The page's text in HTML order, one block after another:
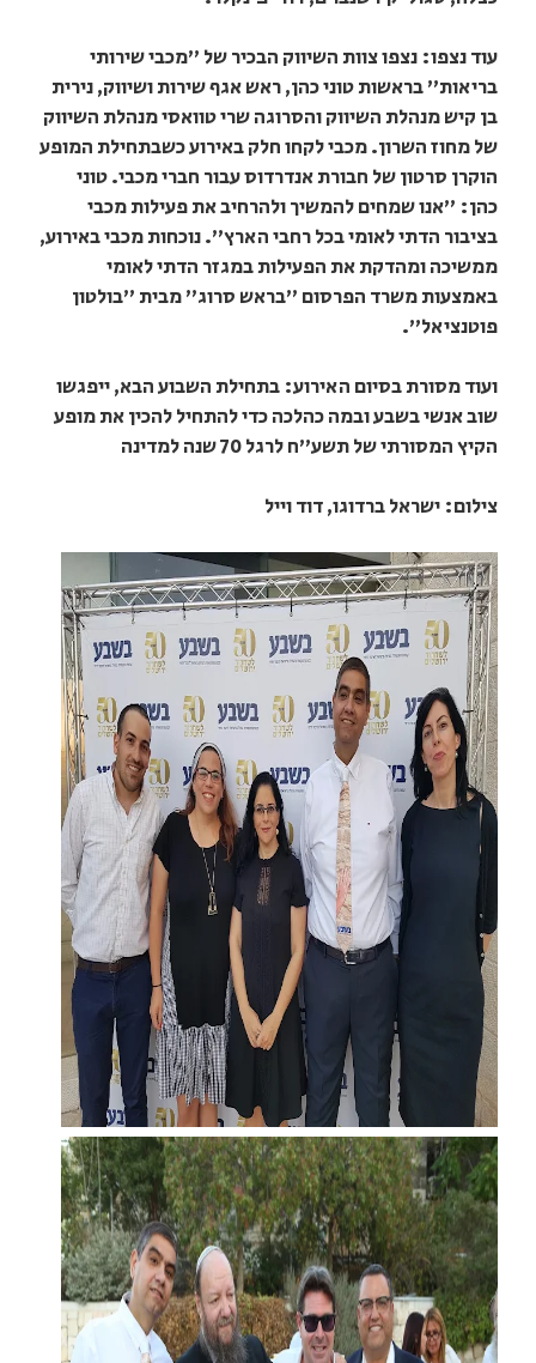
עוד נצפו: נצפו צוות השיווק הבכיר של "מכבי שירותי
בריאות" בראשות טוני כהן, ראש אגף שירות ושיווק, נירית
בן קיש מנהלת השיווק והסרוגה שרי טוואסי מנהלת השיווק
של מחוז השרון. מכבי לקחו חלק באירוע כשבתחילת המופע
הוקרן סרטון של חבורת אנדרדוס עבור חברי מכבי. טוני
כהן: "אנו שמחים להמשיך ולהרחיב את פעילות מכבי
בציבור הדתי לאומי בכל רחבי הארץ". נוכחות מכבי באירוע,
ממשיכה ומהדקת את הפעילות במגזר הדתי לאומי
באמצעות משרד הפרסום "בראש סרוג" מבית "בולטון
פוטנציאל".
ועוד מסורת בסיום האירוע: בתחילת השבוע הבא, ייפגשו
שוב אנשי בשבע ובמה כהלכה כדי להתחיל להכין את מופע
הקיץ המסורתי של תשע"ח לרגל 70 שנה למדינה
צילום: ישראל ברדוגו, דוד וייל